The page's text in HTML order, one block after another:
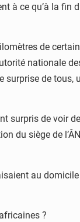
à ce qu’à la fin
de
nationale
de
surpris de voir
siège de
au
?